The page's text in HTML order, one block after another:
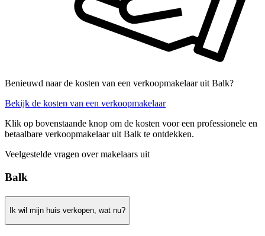
Benieuwd naar de kosten van een verkoopmakelaar uit Balk?
Bekijk de kosten van een verkoopmakelaar
Klik op bovenstaande knop om de kosten voor een professionele en
betaalbare verkoopmakelaar uit Balk te ontdekken.
Veelgestelde vragen over makelaars uit
Balk
Ik wil mijn huis verkopen, wat nu?